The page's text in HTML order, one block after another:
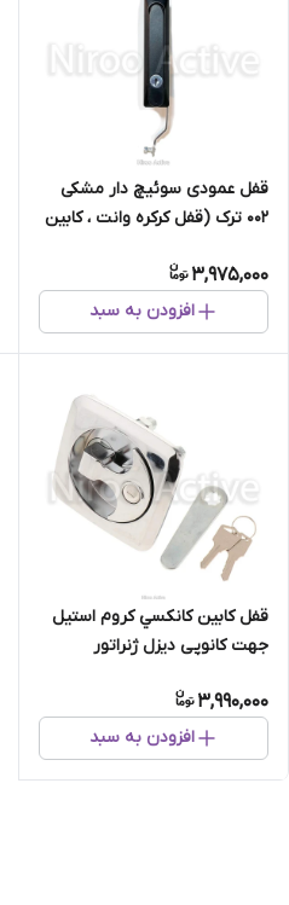
قفل عمودی سوئیچ دار مشکی
۰۰۲ ترک (قفل کرکره وانت ، کابین
3,975,000
افزودن به سبد
قفل کابين کانکسي کروم استيل
جهت کانوپی دیزل ژنراتور
3,990,000
افزودن به سبد